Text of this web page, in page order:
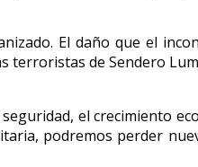
El daño que el
terroristas de Sendero
el crecimiento
podremos perder